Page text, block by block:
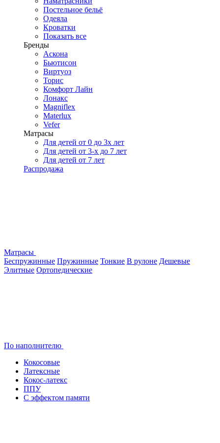
Постельное бельё
Одеяла
Кроватки
Показать все
Бренды
Аскона
Бьютисон
Виртуоз
Торис
Комфорт Лайн
Лонакс
Magniflex
Materlux
Vefer
Матрасы
Для детей от 0 до 3х лет
Для детей от 3-х до 7 лет
Для детей от 7 лет
Распродажа
Матрасы
Беспружинные Пружинные Тонкие В рулоне Дешевые
Элитные Ортопедические
По наполнителю
Кокосовые
Латексные
Кокос-латекс
ППУ
С эффектом памяти